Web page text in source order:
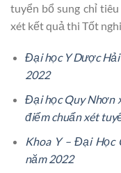
tuyển bổ sung chỉ
xét kết quả thi Tốt
Đại học Y Dược
2022
Đại học Quy Nhơn
điểm chuẩn xét
Khoa Y – Đại Học
năm 2022